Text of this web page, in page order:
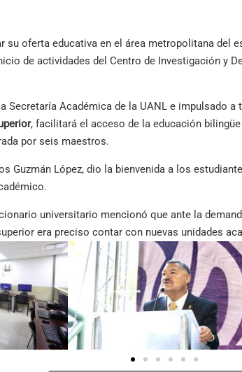
su oferta educativa en el área metropolitana del
de actividades del Centro de Investigación y
Secretaría Académica de la UANL e impulsado a
, facilitará el acceso de la educación
por seis maestros.
Guzmán López, dio la bienvenida a los
universitario mencionó que ante la
era preciso contar con nuevas unidades